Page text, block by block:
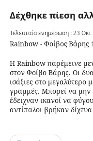
Δέχθηκε πίεση
Τελευταία ενημέρωση : 23
Rainbow - ΦοίβοςΒάρης
Η Rainbow παρέμεινε
στον Φοίβο Βάρης. Οι
ισάξιες στο μεγαλύτερο
γραμμές. Μπορεί να μην
έδειχναν ικανοί να
αντίπαλοι βρήκαν